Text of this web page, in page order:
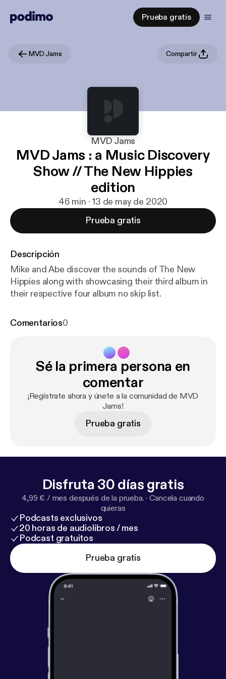
Prueba gratis
MVD Jams Compartir
MVD Jams
MVD Jams : a Music Discovery
Show // The New Hippies
edition
46 min · 13 de may de 2020
Prueba gratis
Descripción
Mike and Abe discover the sounds of The New
Hippies along with showcasing their third album in
their respective four album no skip list.
Comentarios0
Sé la primera persona en
comentar
¡Regístrate ahora y únete a la comunidad de MVD
Jams!
Prueba gratis
Disfruta 30 días gratis
4,99 € / mes después de la prueba. ·Cancela cuando
quieras
Podcasts exclusivos
20 horas de audiolibros / mes
Podcast gratuitos
Prueba gratis